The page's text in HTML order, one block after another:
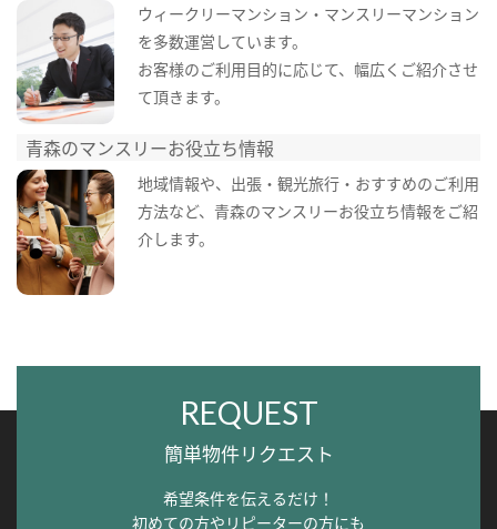
ウィークリーマンション・マンスリーマンション
を多数運営しています。
お客様のご利用目的に応じて、幅広くご紹介させ
て頂きます。
青森のマンスリーお役立ち情報
地域情報や、出張・観光旅行・おすすめのご利用
方法など、青森のマンスリーお役立ち情報をご紹
介します。
REQUEST
簡単物件リクエスト
希望条件を伝えるだけ！
初めての方やリピーターの方にも